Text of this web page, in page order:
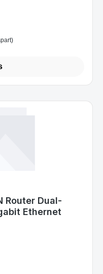
Router Dual-
Ethernet